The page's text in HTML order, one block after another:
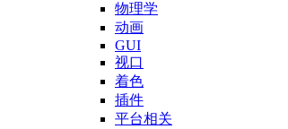
物理学
动画
GUI
视口
着色
插件
平台相关